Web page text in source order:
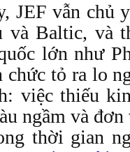
JEF vẫn chủ
và Baltic, và
lớn như
chức tỏ ra lo
việc thiếu
ngầm và
thời gian